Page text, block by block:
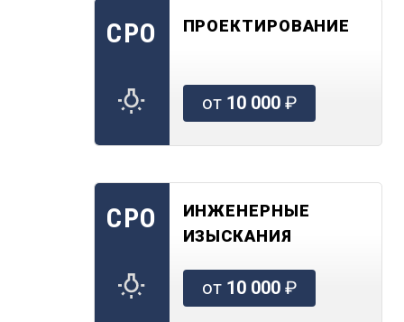
СРО ПРОЕКТИРОВАНИЕ
от 10 000₽
СРО
ИНЖЕНЕРНЫЕ
ИЗЫСКАНИЯ
от 10 000₽